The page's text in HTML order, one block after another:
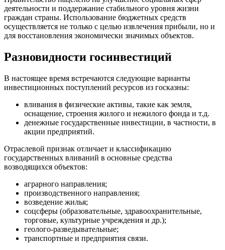
деятельности и поддержание стабильного уровня жизни
граждан страны. Использование бюджетных средств
осуществляется не только с целью извлечения прибыли, но и
для восстановления экономически значимых объектов.
Разновидности госинвестиций
В настоящее время встречаются следующие варианты
инвестиционных поступлений ресурсов из госказны:
вливания в физические активы, такие как земля,
оснащение, строения жилого и нежилого фонда и т.д.
денежные государственные инвестиции, в частности, в
акции предприятий.
Отраслевой признак отличает и классификацию
государственных вливаний в основные средства
возводящихся объектов:
аграрного направления;
производственного направления;
возведение жилья;
соцсферы (образовательные, здравоохранительные,
торговые, культурные учреждения и др.);
геолого-разведывательные;
транспортные и предприятия связи.